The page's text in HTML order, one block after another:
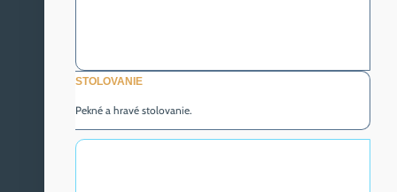
STOLOVANIE
Pekné a hravé stolovanie.